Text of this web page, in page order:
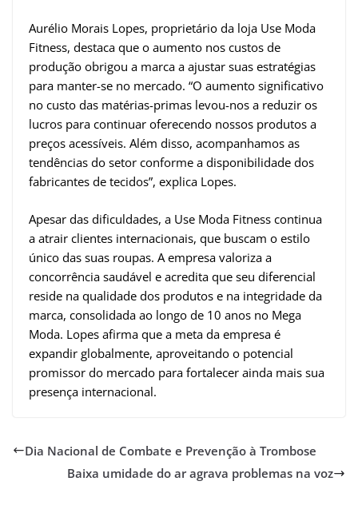
Aurélio Morais Lopes, proprietário da loja Use Moda
Fitness, destaca que o aumento nos custos de
produção obrigou a marca a ajustar suas estratégias
para manter-se no mercado. “O aumento significativo
no custo das matérias-primas levou-nos a reduzir os
lucros para continuar oferecendo nossos produtos a
preços acessíveis. Além disso, acompanhamos as
tendências do setor conforme a disponibilidade dos
fabricantes de tecidos”, explica Lopes.
Apesar das dificuldades, a Use Moda Fitness continua
a atrair clientes internacionais, que buscam o estilo
único das suas roupas. A empresa valoriza a
concorrência saudável e acredita que seu diferencial
reside na qualidade dos produtos e na integridade da
marca, consolidada ao longo de 10 anos no Mega
Moda. Lopes afirma que a meta da empresa é
expandir globalmente, aproveitando o potencial
promissor do mercado para fortalecer ainda mais sua
presença internacional.
Dia Nacional de Combate e Prevenção à Trombose
Baixa umidade do ar agrava problemas na voz